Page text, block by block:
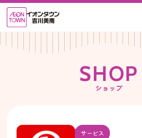
SHOP
ショップ
サービス